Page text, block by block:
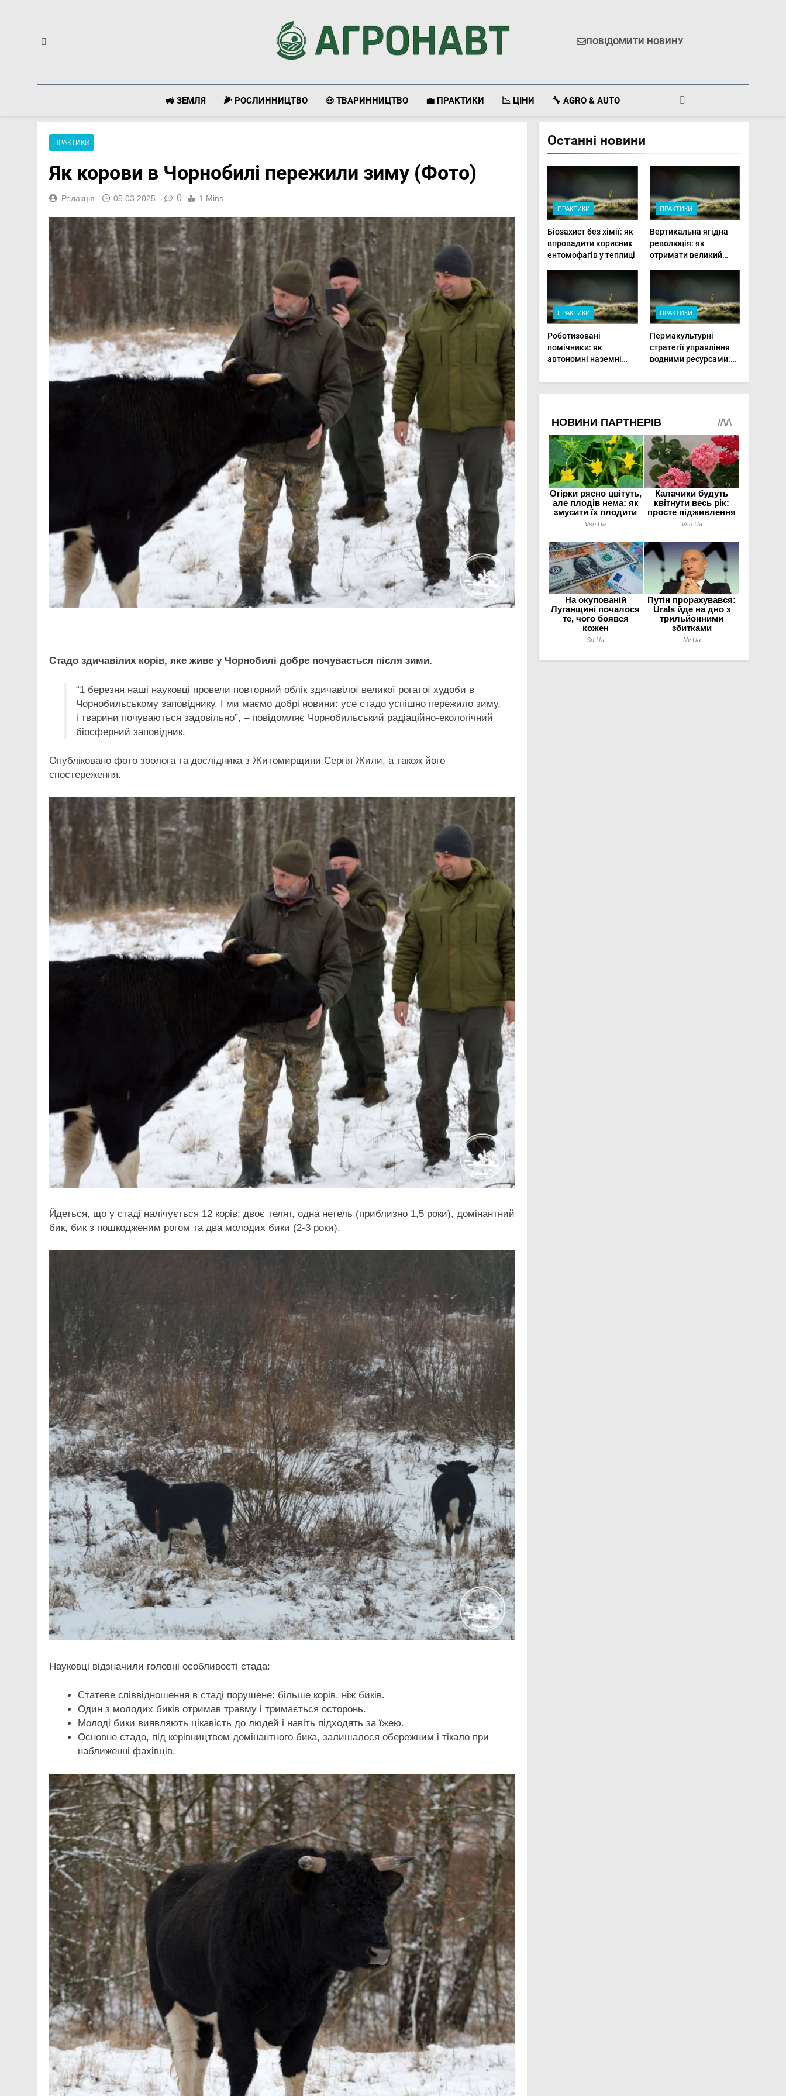
Агронавт
ПОВІДОМИТИ НОВИНУ
🚜 ЗЕМЛЯ 🌽 РОСЛИННИЦТВО 🐽 ТВАРИННИЦТВО 💼 ПРАКТИКИ 📉 ЦІНИ 🔧 AGRO & AUTO
ПРАКТИКИ
Як корови в Чорнобилі пережили зиму (Фото)
Редакція 05.03.2025 0 1 Mins
Стадо здичавілих корів, яке живе у Чорнобилі добре почувається після зими.
“1 березня наші науковці провели повторний облік здичавілої великої рогатої худоби в
Чорнобильському заповіднику. І ми маємо добрі новини: усе стадо успішно пережило зиму,
і тварини почуваються задовільно”, – повідомляє Чорнобильський радіаційно-екологічний
біосферний заповідник.
Опубліковано фото зоолога та дослідника з Житомирщини Сергія Жили, а також його
спостереження.
Йдеться, що у стаді налічується 12 корів: двоє телят, одна нетель (приблизно 1,5 роки), домінантний
бик, бик з пошкодженим рогом та два молодих бики (2-3 роки).
Науковці відзначили головні особливості стада:
Статеве співвідношення в стаді порушене: більше корів, ніж биків.
Один з молодих биків отримав травму і тримається осторонь.
Молоді бики виявляють цікавість до людей і навіть підходять за їжею.
Основне стадо, під керівництвом домінантного бика, залишалося обережним і тікало при
наближенні фахівців.
Останні новини
ПРАКТИКИ
Біозахист без хімії: як
впровадити корисних
ентомофагів у теплиці
ПРАКТИКИ
Вертикальна ягідна
революція: як
отримати великий
мінімальній площі
ПРАКТИКИ
Роботизовані
помічники: як
автономні наземні
догляд за органічними
овочами
ПРАКТИКИ
Пермакультурні
стратегії управління
водними ресурсами:
господарство стійким
до посухи